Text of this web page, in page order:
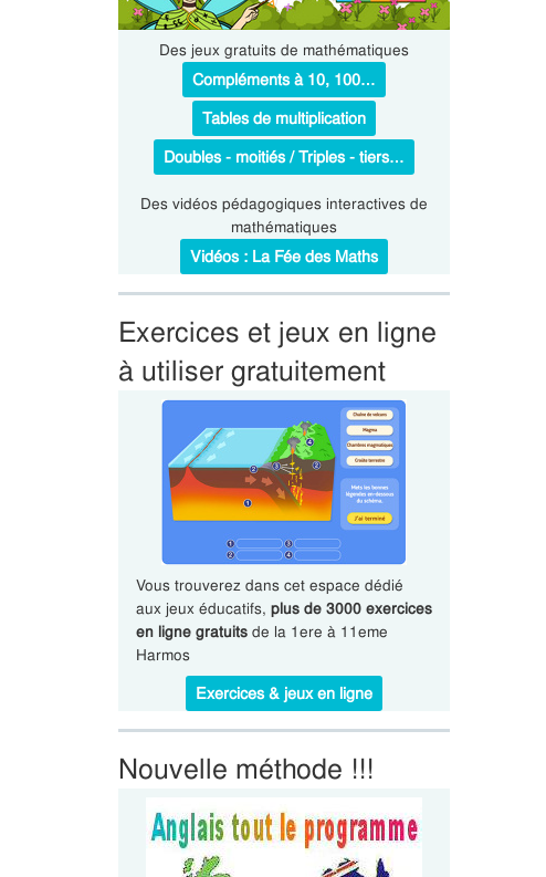
Des jeux gratuits de mathématiques
Compléments à 10, 100…
Tables de multiplication
Doubles - moitiés / Triples - tiers…
Des vidéos pédagogiques interactives de
mathématiques
Vidéos : La Fée des Maths
Exercices et jeux en ligne
à utiliser gratuitement
Vous trouverez dans cet espace dédié
aux jeux éducatifs, plus de 3000 exercices
en ligne gratuitsde la 1ere à 11eme
Harmos
Exercices & jeux en ligne
Nouvelle méthode !!!